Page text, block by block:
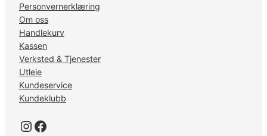
7
2
.
5
m
m
a
n
a
Personvernerklæring
Om oss
Handlekurv
Kassen
Verksted & Tjenester
Utleie
Kundeservice
Kundeklubb
Instagram Facebook